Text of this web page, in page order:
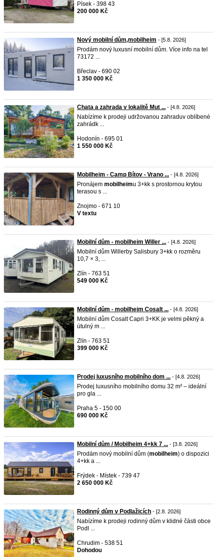
Písek - 398 43
200 000 Kč
Nový mobilní dům,mobilheim - [5.8. 2026]
Prodám nový luxusní mobilní dům. Více info na tel
73172 ...
Břeclav - 690 02
1 350 000 Kč
Chata a zahrada v lokalitě Mut ... - [4.8. 2026]
Nabízíme k prodeji udržovanou zahraduv oblíbené
zahrádk ...
Hodonín - 695 01
1 550 000 Kč
Mobilheim - Camp Bítov - Vrano ... - [4.8. 2026]
Pronájem mobilheimu 3+kk s prostornou krytou
terasou s ...
Znojmo - 671 10
V textu
Mobilní dům - mobilheim Willer ... - [4.8. 2026]
Mobilní dům Willerby Salisbury 3+kk o rozměru
10,7 × 3, ...
Zlín - 763 51
549 000 Kč
Mobilní dům - mobilheim Cosalt ... - [4.8. 2026]
Mobilní dům Cosalt Capri 3+KK je velmi pěkný a
útulný m ...
Zlín - 763 51
399 000 Kč
Prodej luxusního mobilního dom ... - [4.8. 2026]
Prodej luxusního mobilního domu 32 m² – ideální
pro gla ...
Praha 5 - 150 00
690 000 Kč
Mobilní dům / Mobilheim 4+kk 7 ... - [3.8. 2026]
Prodám nový mobilní dům (mobilheim) o dispozici
4+kk a ...
Frýdek - Místek - 739 47
2 650 000 Kč
Rodinný dům v Podlažicích - [2.8. 2026]
Nabízíme k prodeji rodinný dům v klidné části obce
Podl ...
Chrudim - 538 51
Dohodou